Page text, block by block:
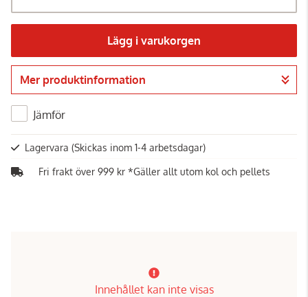
Lägg i varukorgen
Gå till kassan
Mer produktinformation
Jämför
Lagervara (Skickas inom 1-4 arbetsdagar)
Fri frakt över 999 kr *Gäller allt utom kol och pellets
Innehållet kan inte visas